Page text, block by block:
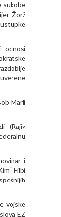
sukobe
Žorž
ustupke
odnosi
Marli
(Rajiv
i
Filbi
vojske
EZ